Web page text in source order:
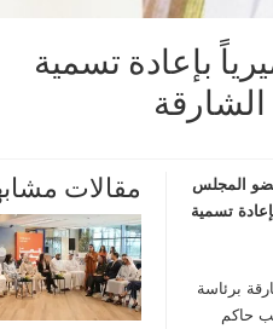
بإعادة تسمية
مقالات
المجلس
المرسوم الأميري رقم (35) لسنة 2022 م، بإعادة تسمية
برئاسة
حاكم